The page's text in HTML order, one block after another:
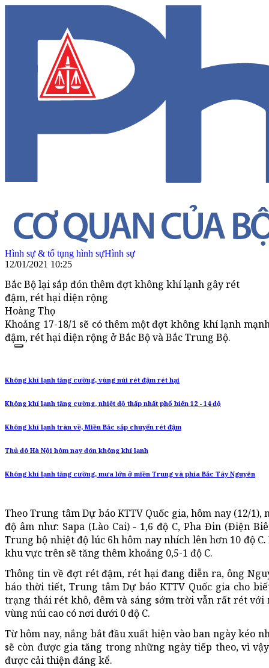
Hình sự & tố tụng hình sựHình sự
12/01/2021 10:25
Bắc Bộ lại sắp đón thêm đợt không khí lạnh gây rét
đậm, rét hại diện rộng
Hoàng Thọ
Khoảng 17-18/1 sẽ có thêm một đợt không khí lạnh
đậm, rét hại diện rộng ở Bắc Bộ và Bắc Trung Bộ.
Không khí lạnh tăng cường, vùng núi rét đậm rét hại
Không khí lạnh tăng cường, nhiệt độ thấp nhất phổ biến 12 - 14 độ
Không khí lạnh tràn về, Miền Bắc sắp chuyển rét đậm
Thủ đô Hà Nội hôm nay đón không khí lạnh
Không khí lạnh tăng cường, mưa lớn ở miền Trung và phía Bắc Tây Nguyên
Theo Trung tâm Dự báo KTTV Quốc gia, hôm nay (12/
độ âm như: Sapa (Lào Cai) - 1,6 độ C, Pha Đin (Điện
Trung bộ nhiệt độ lúc 6h hôm nay nhích lên hơn 10 độ
khu vực trên sẽ tăng thêm khoảng 0,5-1 độ C.
Thông tin về đợt rét đậm, rét hại đang diễn ra, ông
báo thời tiết, Trung tâm Dự báo KTTV Quốc gia cho
trạng thái rét khô, đêm và sáng sớm trời vẫn rất rét với
vùng núi cao có nơi dưới 0 độ C.
Từ hôm nay, nắng bắt đầu xuất hiện vào ban ngày kéo
sẽ còn được gia tăng trong những ngày tiếp theo, vì
được cải thiện đáng kể.